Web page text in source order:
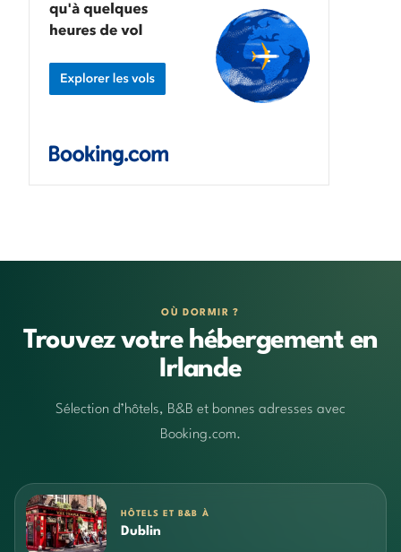
OÙ DORMIR ?
Trouvez votre hébergement en
Irlande
Sélection d’hôtels, B&B et bonnes adresses avec
Booking.com.
HÔTELS ET B&B À
Dublin